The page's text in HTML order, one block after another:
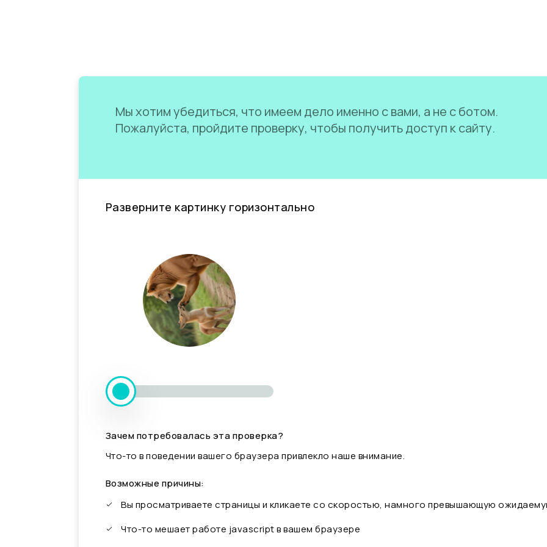
Мы хотим убедиться, что имеем дело именно с вами, а не с ботом.
Пожалуйста, пройдите проверку, чтобы получить доступ к сайту.
Разверните картинку горизонтально
Зачем потребовалась эта проверка?
Что-то в поведении вашего браузера привлекло наше внимание.
Возможные причины:
Вы просматриваете страницы и кликаете со скоростью, намного превышающую
Что-то мешает работе javascript в вашем браузере